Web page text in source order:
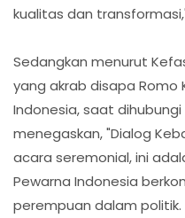
kualitas dan
Sedangkan menurut
yang akrab disapa Romo
Indonesia, saat
menegaskan, "Dialog
acara seremonial, ini
Pewarna Indonesia
perempuan dalam